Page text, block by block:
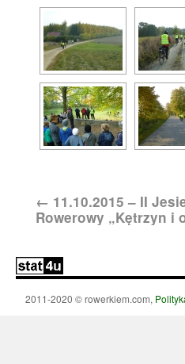
← 11.10.2015 – II
Rowerowy „Kętrzyn i
2011-2020 © rowerkiem.com,